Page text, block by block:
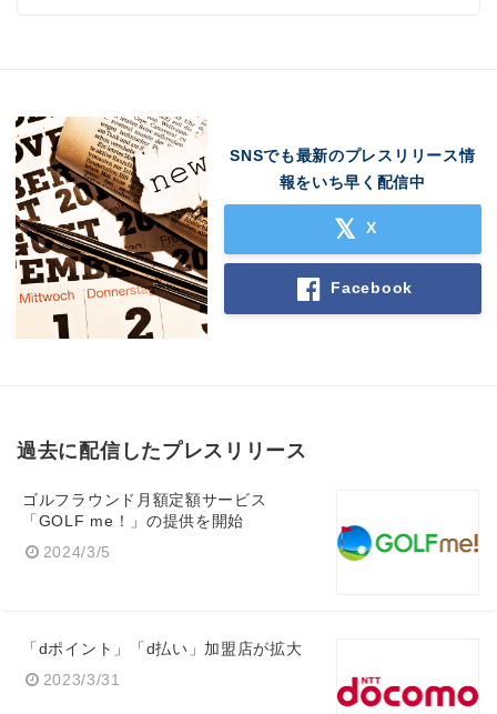
SNSでも最新のプレスリリース情
報をいち早く配信中
X
Facebook
過去に配信したプレスリリース
ゴルフラウンド月額定額サービス
「GOLF me！」の提供を開始
2024/3/5
「dポイント」「d払い」加盟店が拡大
2023/3/31